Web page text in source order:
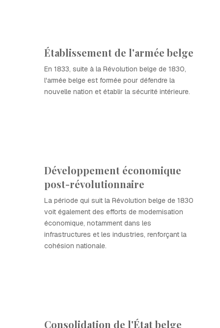
Établissement de l'armée belge
En 1833, suite à la Révolution belge de 1830,
l'armée belge est formée pour défendre la
nouvelle nation et établir la sécurité intérieure.
Développement économique
post-révolutionnaire
La période qui suit la Révolution belge de 1830
voit également des efforts de modernisation
économique, notamment dans les
infrastructures et les industries, renforçant la
cohésion nationale.
Consolidation de l'État belge